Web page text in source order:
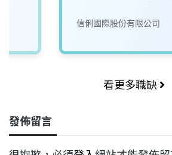
信俐國際股份有限公司
看更多職缺
發佈留言